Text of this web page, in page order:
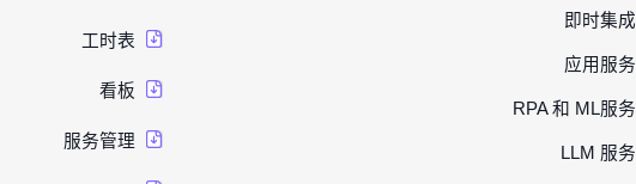
工时表
看板
服务管理
即时集成
应用服务
RPA 和 ML服务
LLM 服务